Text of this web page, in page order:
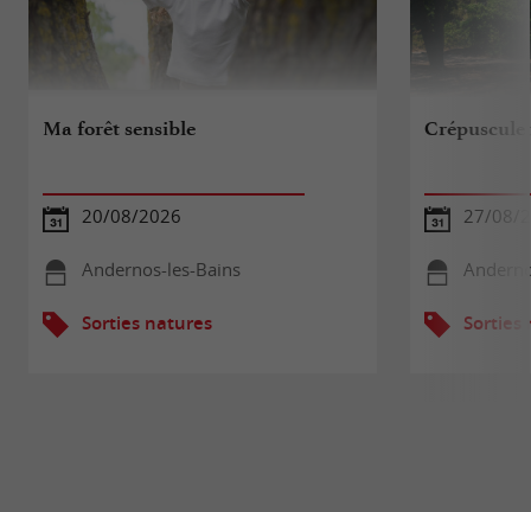
Ma forêt sensible
20/08/2026
Andernos-les-Bains
Sorties natures
27/08/
Sorties